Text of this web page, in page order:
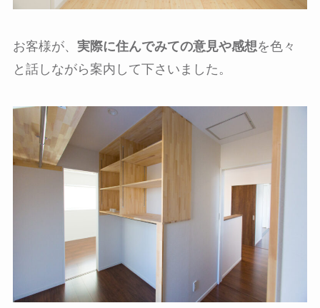
お客様が、 実際に住んでみての意見や感想を色々
と話しながら案内して下さいました。